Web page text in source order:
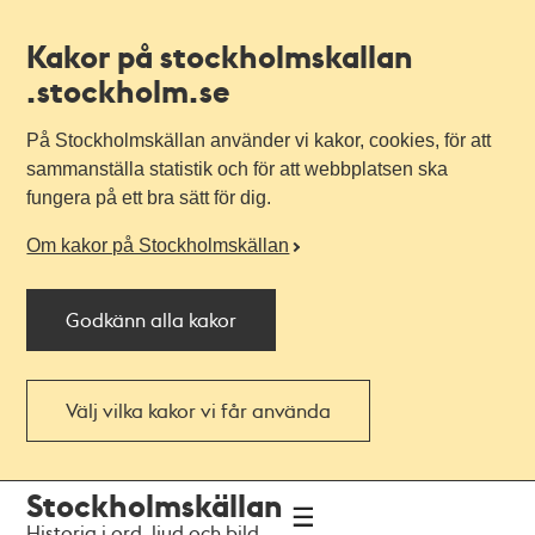
Kakor på stockholmskallan
.stockholm.se
På Stockholmskällan använder vi kakor, cookies, för att
sammanställa statistik och för att webbplatsen ska
fungera på ett bra sätt för dig.
Om kakor på Stockholmskällan
Godkänn alla kakor
Välj vilka kakor vi får använda
navigationen
huvudinnehållet
Stockholmskällan